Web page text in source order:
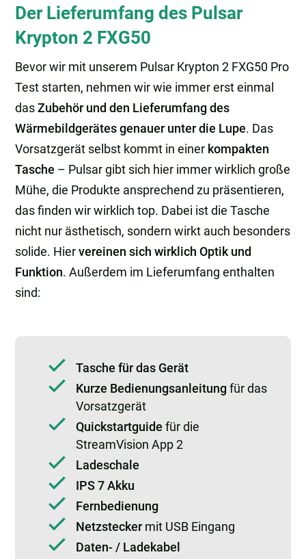
Der Lieferumfang des Pulsar
Krypton 2 FXG50
Bevor wir mit unserem Pulsar Krypton 2 FXG50 Pro
Test starten, nehmen wir wie immer erst einmal
dasZubehör und den Lieferumfang des
Wärmebildgerätes genauer unter die Lupe. Das
Vorsatzgerät selbst kommt in einer kompakten
Tasche – Pulsar gibt sich hier immer wirklich große
Mühe, die Produkte ansprechend zu präsentieren,
das finden wir wirklich top. Dabei ist die Tasche
nicht nur ästhetisch, sondern wirkt auch besonders
solide. Hiervereinen sich wirklich Optik und
Funktion. Außerdem im Lieferumfang enthalten
sind:
Tasche für das Gerät
Kurze Bedienungsanleitungfür das
Vorsatzgerät
Quickstartguide für die
StreamVision App 2
Ladeschale
IPS 7 Akku
Fernbedienung
Netzstecker mit USB Eingang
Daten- / Ladekabel